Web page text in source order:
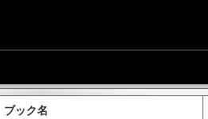
ブック名